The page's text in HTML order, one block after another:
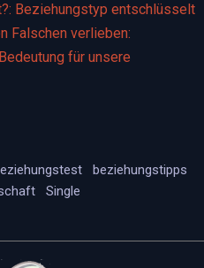
Beziehungstyp entschlüsselt
Falschen verlieben:
für unsere
beziehungstipps
Single